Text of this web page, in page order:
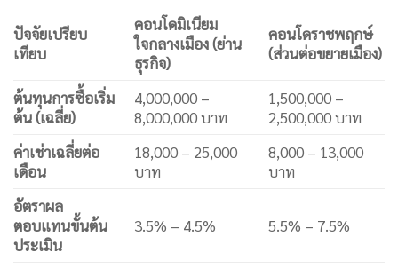
ปัจจัยเปรียบ
เทียบ
คอนโดมิเนียม
ใจกลางเมือง (ย่าน
ธุรกิจ)
คอนโดราชพฤกษ์
(ส่วนต่อขยายเมือง)
ต้นทุนการซื้อเริ่ม
ต้น (เฉลี่ย)
4,000,000 –
8,000,000 บาท
1,500,000 –
2,500,000 บาท
ค่าเช่าเฉลี่ยต่อ
เดือน
18,000 – 25,000
บาท
8,000 – 13,000
บาท
อัตราผล
ตอบแทนขั้นต้น
ประเมิน
3.5% – 4.5% 5.5% – 7.5%